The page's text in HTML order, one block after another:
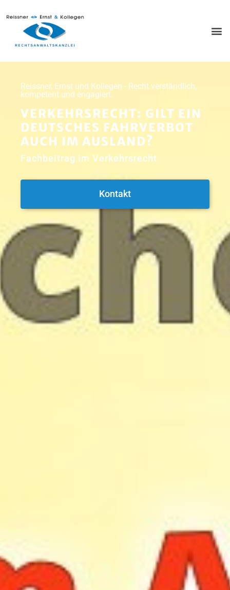
Reissner, Ernst und Kollegen - Recht verständlich,
kompetent und engagiert.
VERKEHRSRECHT: GILT EIN
DEUTSCHES FAHRVERBOT
AUCH IM AUSLAND?
Fachbeitrag im Verkehrsrecht
Kontakt